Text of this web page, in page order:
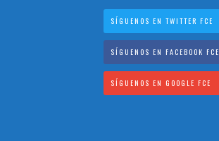
SÍGUENOS EN TWITTER FCE
SÍGUENOS EN FACEBOOK FCE
SÍGUENOS EN GOOGLE FCE